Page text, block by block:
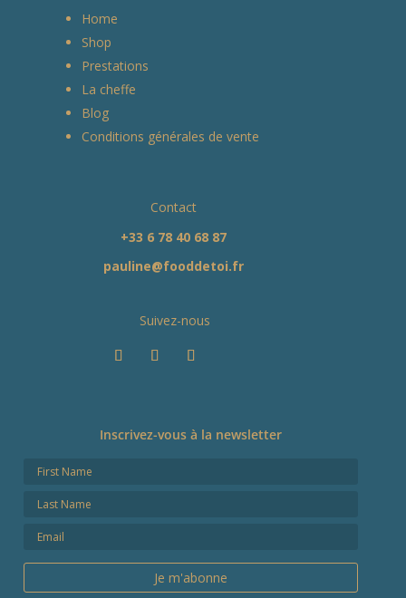
Home
Shop
Prestations
La cheffe
Blog
Conditions générales de vente
Contact
+33 6 78 40 68 87
pauline@fooddetoi.fr
Suivez-nous
Inscrivez-vous à la newsletter
Je m'abonne